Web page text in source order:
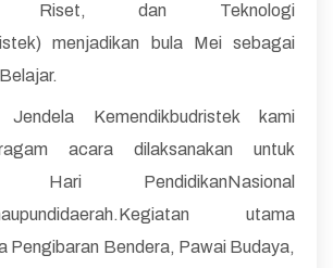
Riset, dan Teknologi
menjadikan bula Mei sebagai
Kemendikbudristek kami
acara dilaksanakan untuk
Hari PendidikanNasional
utama
Pengibaran Bendera, Pawai Budaya,